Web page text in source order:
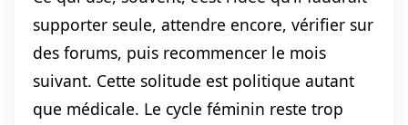
supporter seule, attendre encore, vérifier sur
des forums, puis recommencer le mois
suivant. Cette solitude est politique autant
que médicale. Le cycle féminin reste trop